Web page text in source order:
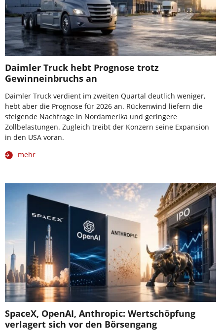
Daimler Truck hebt Prognose trotz
Gewinneinbruchs an
Daimler Truck verdient im zweiten Quartal deutlich weniger,
hebt aber die Prognose für 2026 an. Rückenwind liefern die
steigende Nachfrage in Nordamerika und geringere
Zollbelastungen. Zugleich treibt der Konzern seine Expansion
in den USA voran.
mehr
SpaceX, OpenAI, Anthropic: Wertschöpfung
verlagert sich vor den Börsengang